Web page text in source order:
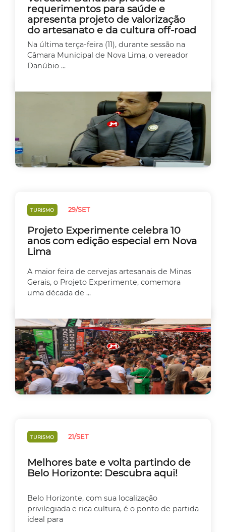
requerimentos para saúde e
apresenta projeto de valorização
do artesanato e da cultura off-road
Na última terça-feira (11), durante sessão na
Câmara Municipal de Nova Lima, o vereador
Danúbio ...
TURISMO 29/SET
Projeto Experimente celebra 10
anos com edição especial em Nova
Lima
A maior feira de cervejas artesanais de Minas
Gerais, o Projeto Experimente, comemora
uma década de ...
TURISMO 21/SET
Melhores bate e volta partindo de
Belo Horizonte: Descubra aqui!
Belo Horizonte, com sua localização
privilegiada e rica cultura, é o ponto de partida
ideal para